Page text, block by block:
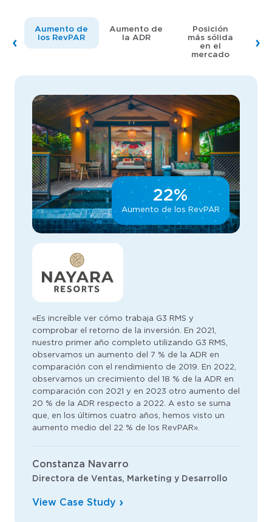
Aumento de
los RevPAR
Aumento de
la ADR
Posición
más sólida
en el
mercado
22%
Aumento de los RevPAR
«Es increíble ver cómo trabaja G3 RMS y
comprobar el retorno de la inversión. En 2021,
nuestro primer año completo utilizando G3 RMS,
observamos un aumento del 7 % de la ADR en
comparación con el rendimiento de 2019. En 2022,
observamos un crecimiento del 18 % de la ADR en
comparación con 2021 y en 2023 otro aumento del
20 % de la ADR respecto a 2022. A esto se suma
que, en los últimos cuatro años, hemos visto un
aumento medio del 22 % de los RevPAR».
Constanza Navarro
Directora de Ventas, Marketing y Desarrollo
View Case Study